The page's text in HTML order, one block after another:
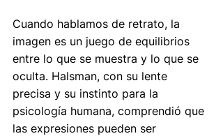
Cuando hablamos de retrato, la
imagen es un juego de equilibrios
entre lo que se muestra y lo que se
oculta. Halsman, con su lente
precisa y su instinto para la
psicología humana, comprendió que
las expresiones pueden ser